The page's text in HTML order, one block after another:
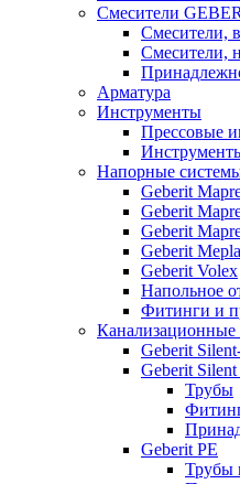
Смесители
Смесители,
Смесители,
Арматура
Инструменты
Прессовые
Напорные
Geberit
Geberit
Geberit
Geberit Mepla
Geberit Volex
Напольное
Фитинги и
Канализационные
Geberit
Geberit Silent
Трубы
Geberit PE
Трубы